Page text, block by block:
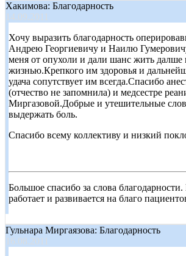
Хакимова: Благодарность
14.09.2011
Хочу выразить благодарность
Андрею Георгиевичу и Наилю
меня от опухоли и дали шанс жить далше
жизнью.Крепкого им здоровья и
удача сопутствует им всегда.Спасибо
(отчество не запомнила) и медсестре
Миргазовой.Добрые и утешительные
выдержать боль.
Спасибо всему коллективу и низкий
Большое спасибо за слова
работает и развивается на благо
Гульнара Миргаязова: Благодарность
16.08.2011